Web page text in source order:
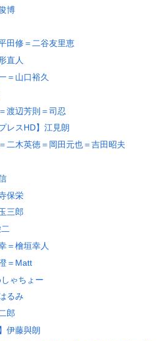
博
田修＝二谷友里恵
直人
＝山口裕久
渡辺芳則＝司忍
レスHD】江見朗
二木英徳＝岡田元也＝吉田昭夫
保栄
三郎
＝檜垣幸人
＝Matt
しゃちょー
るみ
郎
伊藤與朗